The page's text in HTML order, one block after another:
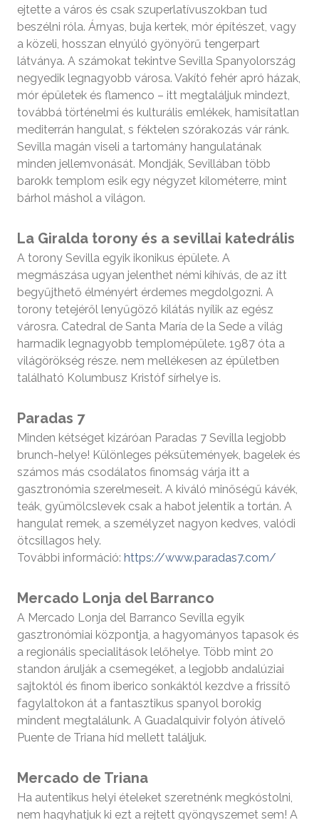
ejtette a város és csak szuperlatívuszokban tud
beszélni róla. Árnyas, buja kertek, mór építészet, vagy
a közeli, hosszan elnyúló gyönyörű tengerpart
látványa. A számokat tekintve Sevilla Spanyolország
negyedik legnagyobb városa. Vakító fehér apró házak,
mór épületek és flamenco – itt megtaláljuk mindezt,
továbbá történelmi és kulturális emlékek, hamisítatlan
mediterrán hangulat, s féktelen szórakozás vár ránk.
Sevilla magán viseli a tartomány hangulatának
minden jellemvonását. Mondják, Sevillában több
barokk templom esik egy négyzet kilométerre, mint
bárhol máshol a világon.
La Giralda torony és a sevillai katedrális
A torony Sevilla egyik ikonikus épülete. A
megmászása ugyan jelenthet némi kihívás, de az itt
begyűjthető élményért érdemes megdolgozni. A
torony tetejéről lenyűgöző kilátás nyílik az egész
városra. Catedral de Santa María de la Sede a világ
harmadik legnagyobb templomépülete. 1987 óta a
világörökség része. nem mellékesen az épületben
található Kolumbusz Kristóf sírhelye is.
Paradas 7
Minden kétséget kizáróan Paradas 7 Sevilla legjobb
brunch-helye! Különleges péksütemények, bagelek és
számos más csodálatos finomság várja itt a
gasztronómia szerelmeseit. A kiváló minőségű kávék,
teák, gyümölcslevek csak a habot jelentik a tortán. A
hangulat remek, a személyzet nagyon kedves, valódi
ötcsillagos hely.
További információ: https://www.paradas7.com/
Mercado Lonja del Barranco
A Mercado Lonja del Barranco Sevilla egyik
gasztronómiai központja, a hagyományos tapasok és
a regionális specialitások lelőhelye. Több mint 20
standon árulják a csemegéket, a legjobb andalúziai
sajtoktól és finom iberico sonkáktól kezdve a frissítő
fagylaltokon át a fantasztikus spanyol borokig
mindent megtalálunk. A Guadalquivir folyón átívelő
Puente de Triana híd mellett találjuk.
Mercado de Triana
Ha autentikus helyi ételeket szeretnénk megkóstolni,
nem hagyhatjuk ki ezt a rejtett gyöngyszemet sem! A